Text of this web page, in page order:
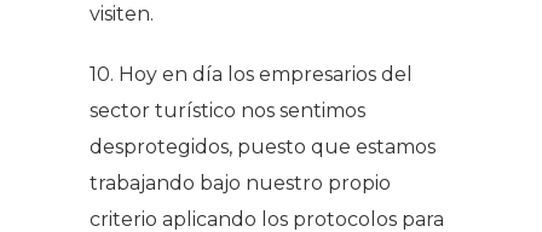
visiten.
10. Hoy en día los empresarios del
sector turístico nos sentimos
desprotegidos, puesto que estamos
trabajando bajo nuestro propio
criterio aplicando los protocolos para